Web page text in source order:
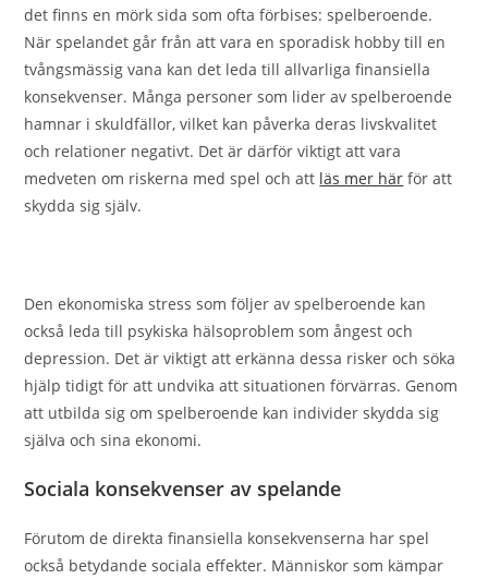
det finns en mörk sida som ofta förbises: spelberoende.
När spelandet går från att vara en sporadisk hobby till en
tvångsmässig vana kan det leda till allvarliga finansiella
konsekvenser. Många personer som lider av spelberoende
hamnar i skuldfällor, vilket kan påverka deras livskvalitet
och relationer negativt. Det är därför viktigt att vara
medveten om riskerna med spel och att läs mer här för att
skydda sig själv.
Den ekonomiska stress som följer av spelberoende kan
också leda till psykiska hälsoproblem som ångest och
depression. Det är viktigt att erkänna dessa risker och söka
hjälp tidigt för att undvika att situationen förvärras. Genom
att utbilda sig om spelberoende kan individer skydda sig
själva och sina ekonomi.
Sociala konsekvenser av spelande
Förutom de direkta finansiella konsekvenserna har spel
också betydande sociala effekter. Människor som kämpar